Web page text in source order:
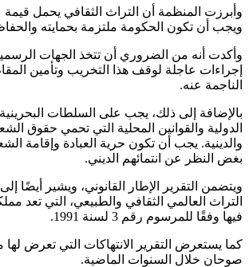
وأبرزت المنظمة أن التراث الثقافي يحمل
ويجب أن تكون الحكومة ملتزمة بحمايته
وأكدت أنه من الضروري أن تتخذ الجهات
إجراءات عاجلة لوقف هذا التخريب وتأمين
الناجمة عنه.
بالإضافة إلى ذلك، يجب على السلطات البحرينية
الدولية والقوانين المحلية التي تحمي حقوق
والدينية. يجب أن تكون حرية العبادة وإقامة
بغض النظر عن انتمائهم الديني.
ويتضمن التقرير الإطار القانوني، ويشير أيضًا
التراث العالمي الثقافي والطبيعي، التي تعد
فيها وفقًا للمرسوم رقم 3 لسنة 1991.
كما يستعرض التقرير الانتهاكات التي تعرض
صوحان خلال السنوات الماضية.